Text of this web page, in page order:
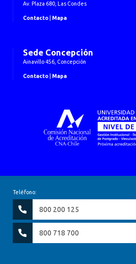
Av. Plaza 680, Las Condes
Contacto Mapa
Sede Concepción
Ainavillo 456, Concepción
Contacto Mapa
Teléfono:
800 200 125
800 718 700